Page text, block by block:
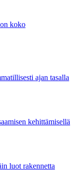
koko
ajan tasalla
kehittämisellä
luot rakennetta